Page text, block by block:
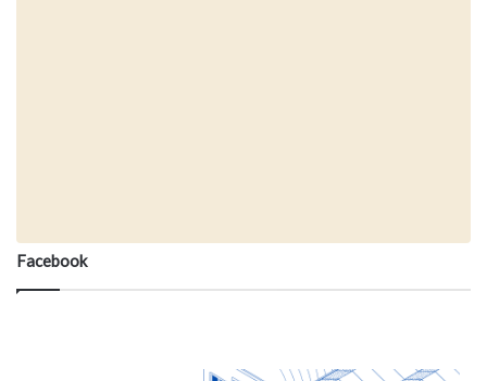
Facebook